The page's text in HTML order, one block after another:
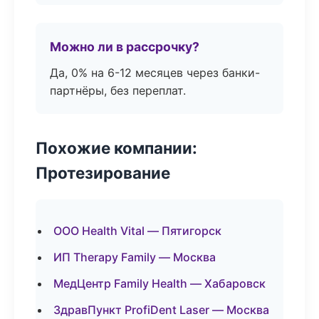
Можно ли в рассрочку?
Да, 0% на 6-12 месяцев через банки-
партнёры, без переплат.
Похожие компании:
Протезирование
ООО Health Vital — Пятигорск
ИП Therapy Family — Москва
МедЦентр Family Health — Хабаровск
ЗдравПункт ProfiDent Laser — Москва